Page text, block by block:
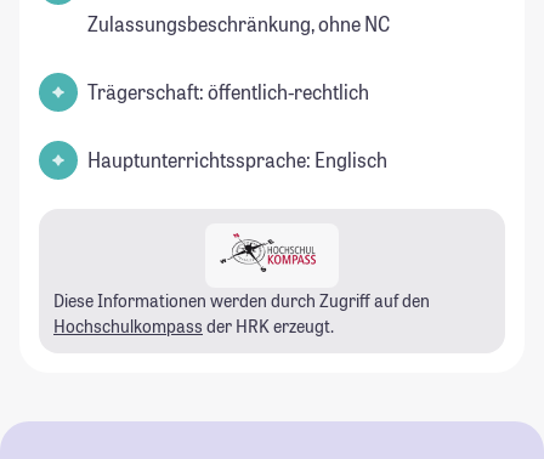
Zulassungsbeschränkung, ohne NC
Trägerschaft: öffentlich-rechtlich
Hauptunterrichtssprache: Englisch
Diese Informationen werden durch Zugriff auf den
Hochschulkompass der HRK erzeugt.